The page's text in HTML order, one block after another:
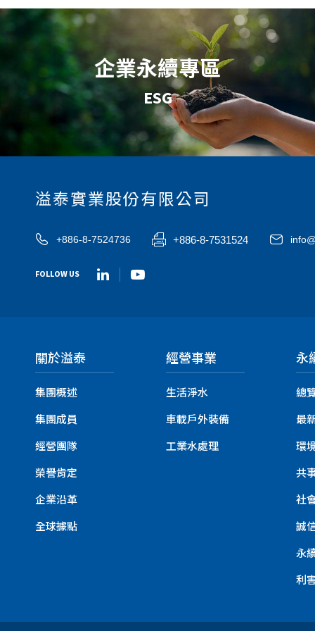
企業永續專區
ESG
溢泰實業股份有限公司
+886-8-7524736 +886-8-7531524
FOLLOW US
關於溢泰
集團概述
集團成員
經營團隊
榮譽肯定
企業沿革
全球據點
經營事業
生活淨水
車載戶外裝備
工業水處理
永
總
最
環
共
社
誠
永
利